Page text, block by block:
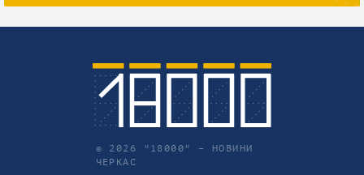
© 2026 "18000" – НОВИНИ
ЧЕРКАС